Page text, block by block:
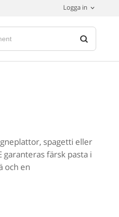
Logga in
spagetti eller
färsk pasta i
och en